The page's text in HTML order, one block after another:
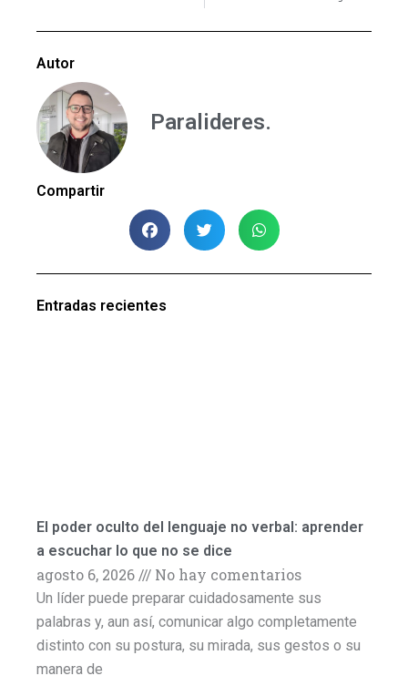
Autor
Paralideres.
Compartir
Entradas recientes
El poder oculto del lenguaje no verbal: aprender
a escuchar lo que no se dice
agosto 6, 2026 No hay comentarios
Un líder puede preparar cuidadosamente sus
palabras y, aun así, comunicar algo completamente
distinto con su postura, su mirada, sus gestos o su
manera de